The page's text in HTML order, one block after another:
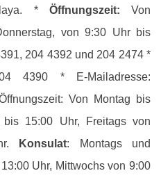
* Öffnungszeit: Von
von 9:30 Uhr bis
204 4392 und 204 2474 *
4390 * E-Mailadresse:
Von Montag bis
15:00 Uhr, Freitags von
Konsulat: Montags und
Uhr, Mittwochs von 9:00